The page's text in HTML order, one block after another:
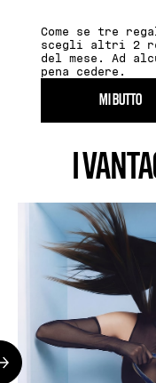
Come se tre
scegli altri 2
del mese. Ad
pena cedere.
MI BUTTO
I